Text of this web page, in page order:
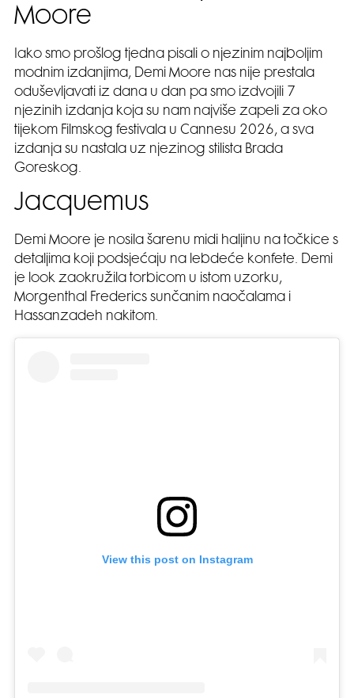
Moore
Iako smo prošlog tjedna pisali o njezinim najboljim
modnim izdanjima, Demi Moore nas nije prestala
oduševljavati iz dana u dan pa smo izdvojili 7
njezinih izdanja koja su nam najviše zapeli za oko
tijekom Filmskog festivala u Cannesu 2026, a sva
izdanja su nastala uz njezinog stilista Brada
Goreskog.
Jacquemus
Demi Moore je nosila šarenu midi haljinu na točkice s
detaljima koji podsjećaju na lebdeće konfete. Demi
je look zaokružila torbicom u istom uzorku,
Morgenthal Frederics sunčanim naočalama i
Hassanzadeh nakitom.
View this post on Instagram